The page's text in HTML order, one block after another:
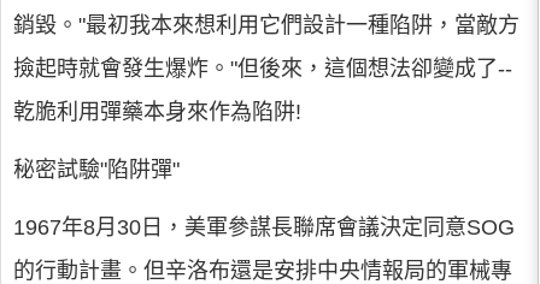
銷毀。"最初我本來想利用它們設計一種陷阱，當敵方
撿起時就會發生爆炸。"但後來，這個想法卻變成了--
乾脆利用彈藥本身來作為陷阱!
秘密試驗"陷阱彈"
1967年8月30日，美軍參謀長聯席會議決定同意SOG
的行動計畫。但辛洛布還是安排中央情報局的軍械專